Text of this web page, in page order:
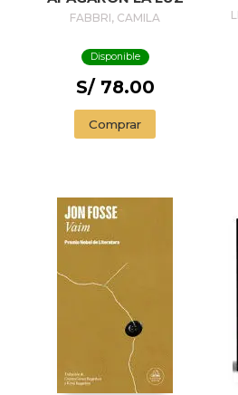
FABBRI, CAMILA
Disponible
S/ 78.00
Comprar